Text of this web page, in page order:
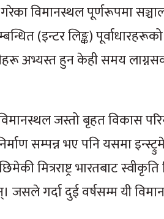
गरेका विमानस्थल पूर्णरूपमा
(इन्टर लिङ्क)
अभ्यस्त हुन केही समय
विमानस्थल जस्तो बृहत
सम्पन्न भए पनि यसमा
मित्रराष्ट्र भारतबाट
गर्दा दुई वर्षसम्म यी